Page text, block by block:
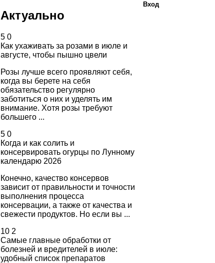
Актуально
5 0
Как ухаживать за розами в июле и
августе, чтобы пышно цвели
Розы лучше всего проявляют себя,
когда вы берете на себя
обязательство регулярно
заботиться о них и уделять им
внимание. Хотя розы требуют
большего ...
5 0
Когда и как солить и
консервировать огурцы по Лунному
календарю 2026
Конечно, качество консервов
зависит от правильности и точности
выполнения процесса
консервации, а также от качества и
свежести продуктов. Но если вы ...
10 2
Самые главные обработки от
болезней и вредителей в июле:
удобный список препаратов
Вход